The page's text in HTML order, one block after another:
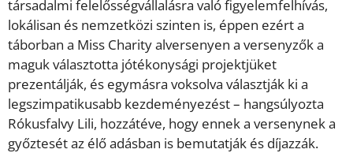
társadalmi felelősségvállalásra való figyelemfelhívás,
lokálisan és nemzetközi szinten is, éppen ezért a
táborban a Miss Charity alversenyen a versenyzők a
maguk választotta jótékonysági projektjüket
prezentálják, és egymásra voksolva választják ki a
legszimpatikusabb kezdeményezést – hangsúlyozta
Rókusfalvy Lili, hozzátéve, hogy ennek a versenynek a
győztesét az élő adásban is bemutatják és díjazzák.